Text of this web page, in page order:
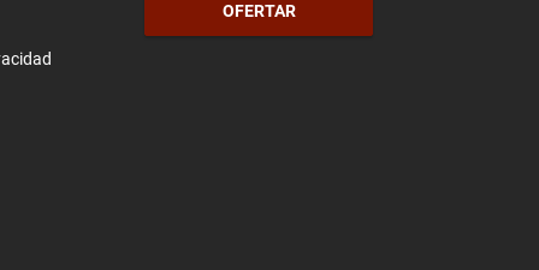
OFERTAR